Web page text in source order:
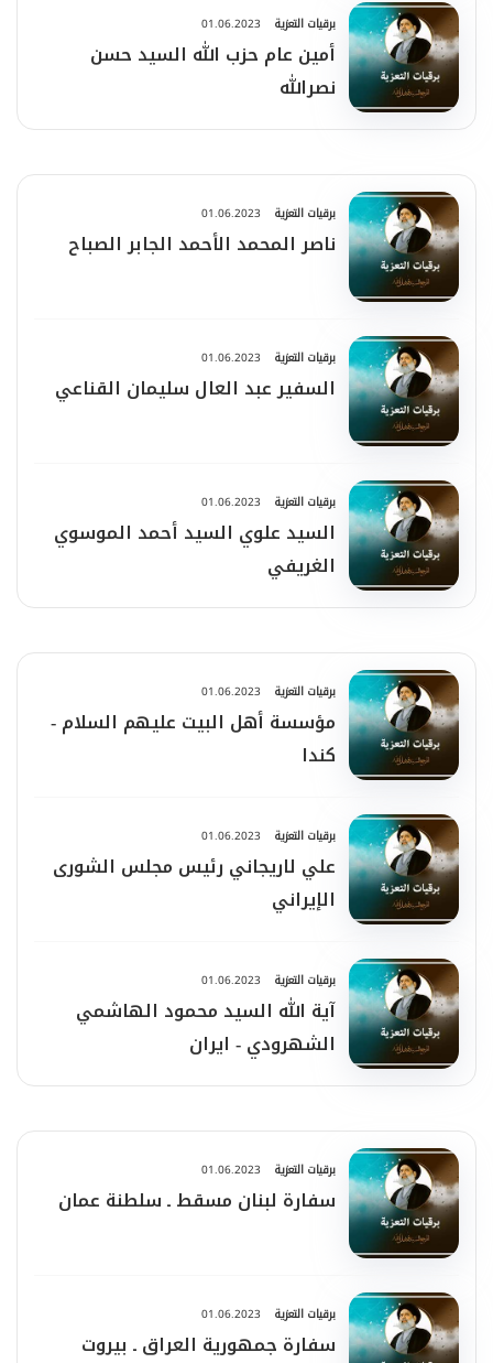
برقيات التعزية 01.06.2023
أمين عام حزب الله السيد حسن
نصرالله
برقيات التعزية 01.06.2023
ناصر المحمد الأحمد الجابر الصباح
برقيات التعزية 01.06.2023
السفير عبد العال سليمان القناعي
برقيات التعزية 01.06.2023
السيد علوي السيد أحمد الموسوي
الغريفي
برقيات التعزية 01.06.2023
مؤسسة أهل البيت عليهم السلام -
كندا
برقيات التعزية 01.06.2023
علي لاريجاني رئيس مجلس الشورى
الإيراني
برقيات التعزية 01.06.2023
آية الله السيد محمود الهاشمي
الشهرودي - ايران
برقيات التعزية 01.06.2023
سفارة لبنان مسقط ـ سلطنة عمان
برقيات التعزية 01.06.2023
سفارة جمهورية العراق ـ بيروت